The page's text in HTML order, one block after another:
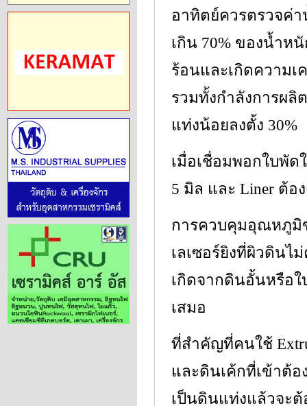
อาทิตย์ควรตรวจค่
เกิน 70% ของน้ำห
ร้อนและเกิดความเ
รวมทั้งกำลังการผลิ
แท่งน้อยลงตั้ง 30%
เมื่อเชื่อมพอกใบพัด
5 มิล และ Liner ต้อ
การควบคุมอุณหภูมิ
เลเซอร์ยิงที่ผิวดินไ
เกิดจากดินอั้นหรือใ
เสมอ
ที่สำคัญที่คนใช้
และดินเค้กที่เข้าต้
เป็นดินแท่งแล้วจะต้